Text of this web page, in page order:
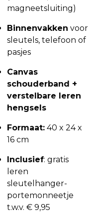
magneetsluiting)
Binnenvakken voor
sleutels, telefoon of
pasjes
Canvas
schouderband +
verstelbare leren
hengsels
Formaat: 40 x 24 x
16 cm
Inclusief: gratis
leren
sleutelhanger-
portemonneetje
t.w.v. € 9,95